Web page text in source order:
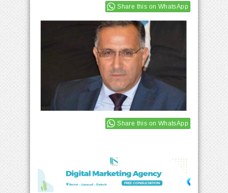
Share this on WhatsApp
Share this on WhatsApp